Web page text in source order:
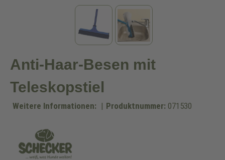
Anti-Haar-Besen mit
Teleskopstiel
Weitere Informationen: | Produktnummer: 071530